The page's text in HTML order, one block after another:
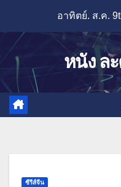
content
อาทิตย์. ส.ค.
หนัง ล
ซีรีส์จีน